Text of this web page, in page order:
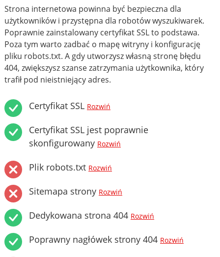
Strona internetowa powinna być bezpieczna dla
użytkowników i przystępna dla robotów wyszukiwarek.
Poprawnie zainstalowany certyfikat SSL to podstawa.
Poza tym warto zadbać o mapę witryny i konfigurację
pliku robots.txt. A gdy utworzysz własną stronę błędu
404, zwiększysz szanse zatrzymania użytkownika, który
trafił pod nieistniejący adres.
Certyfikat SSL Rozwiń
Certyfikat SSL jest poprawnie
skonfigurowany Rozwiń
Plik robots.txt Rozwiń
Sitemapa strony Rozwiń
Dedykowana strona 404 Rozwiń
Poprawny nagłówek strony 404 Rozwiń